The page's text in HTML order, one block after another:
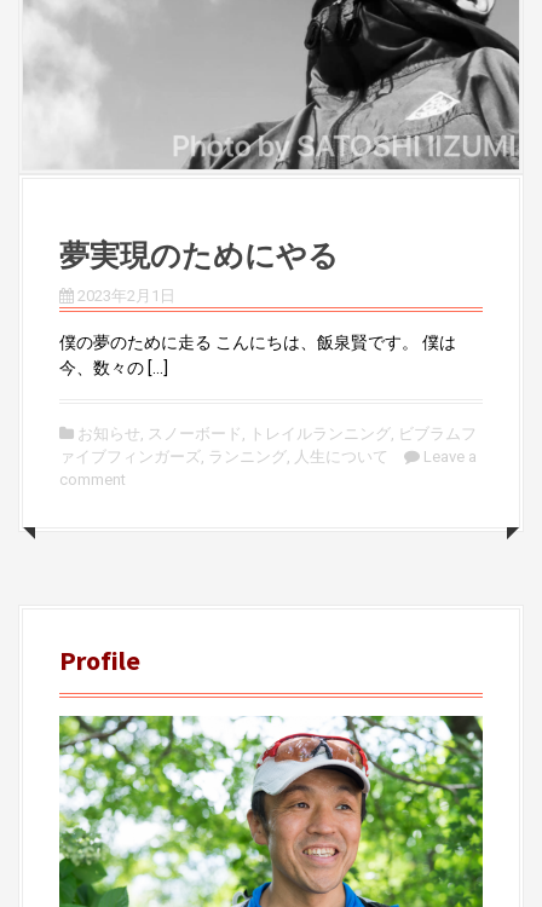
夢実現のためにやる
2023年2月1日
僕の夢のために走る こんにちは、飯泉賢です。 僕は
今、数々の […]
お知らせ, スノーボード , トレイルランニング, ビブラムフ
ァイブフィンガーズ, ランニング, 人生について
Leave a
comment
Profile